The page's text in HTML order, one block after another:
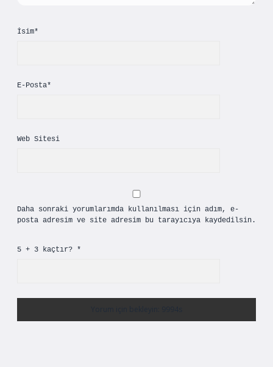
İsim*
E-Posta*
Web Sitesi
Daha sonraki yorumlarımda kullanılması için adım, e-
posta adresim ve site adresim bu tarayıcıya kaydedilsin.
5 + 3 kaçtır? *